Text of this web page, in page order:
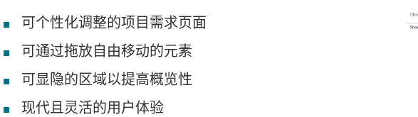
可个性化调整的项目需求页面
可通过拖放自由移动的元素
可显隐的区域以提高概览性
现代且灵活的用户体验